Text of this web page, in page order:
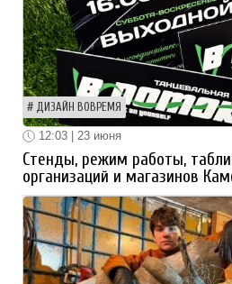
ДИЗАЙН ВОВРЕМЯ
12:03 | 23 июня
Стенды, режим работы,
организаций и магазинов